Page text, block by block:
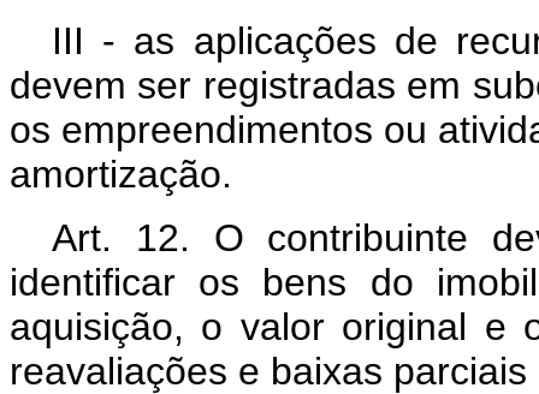
III - as aplicações de
devem ser registradas em
os empreendimentos ou
amortização.
Art. 12. O contribuinte
identificar os bens do
aquisição, o valor original e
reavaliações e baixas